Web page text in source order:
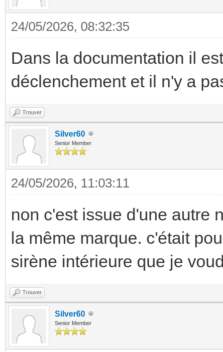
24/05/2026, 08:32:35
Dans la documentation il
déclenchement et il n'y a
Trouver
Silver60
Senior Member
24/05/2026, 11:03:11
non c'est issue d'une autre
la même marque. c'était
sirène intérieure que je
Trouver
Silver60
Senior Member